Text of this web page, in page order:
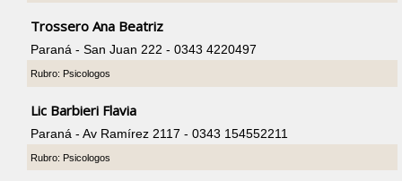
Trossero Ana Beatriz
Paraná - San Juan 222 - 0343 4220497
Rubro: Psicologos
Lic Barbieri Flavia
Paraná - Av Ramírez 2117 - 0343 154552211
Rubro: Psicologos